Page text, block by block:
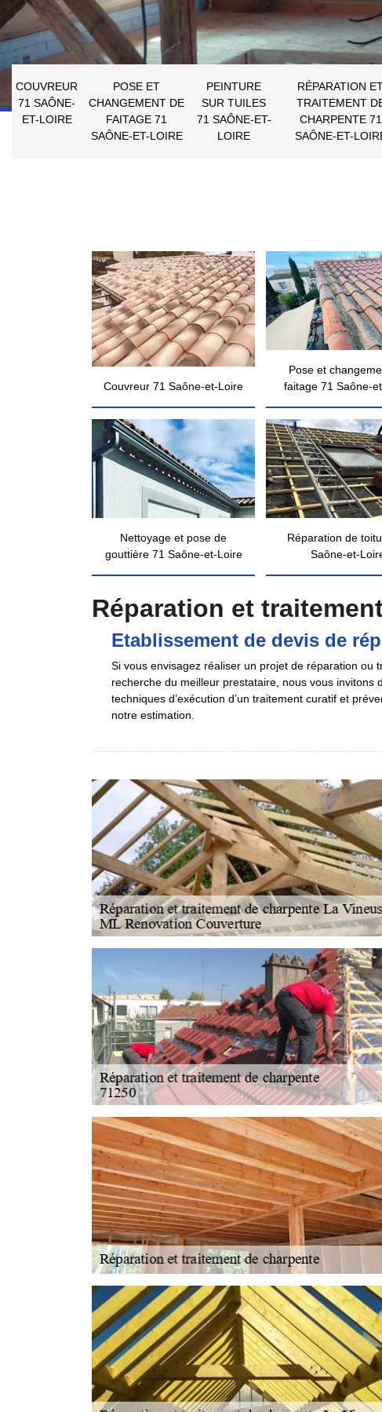
COUVREUR
71 SAÔNE-
ET-LOIRE
POSE ET
CHANGEMENT DE
FAITAGE 71
SAÔNE-ET-LOIRE
PEINTURE
SUR TUILES
71 SAÔNE-ET-
LOIRE
RÉPARATION
TRAITEMENT
CHARPENTE 71
SAÔNE-ET-
Couvreur 71 Saône-et-Loire
Pose et
faitage 71 Saône-
Nettoyage et pose de
gouttière 71 Saône-et-Loire
Réparation de
Saône-et-
Réparation et
Etablissement de devis de
Si vous envisagez réaliser un projet de réparation ou
recherche du meilleur prestataire, nous vous
techniques d’exécution d’un traitement curatif et
notre estimation.